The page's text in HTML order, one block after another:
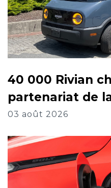
40 000 Rivian
partenariat de
03 août 2026